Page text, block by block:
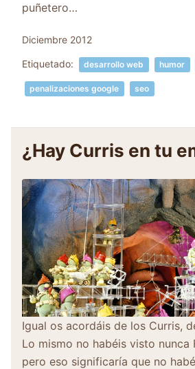
puñetero…
Diciembre 2012
Etiquetado: desarrollo web humor
penalizaciones google seo
¿Hay Curris en tu
Igual os acordáis de los Curris,
Lo mismo no habéis visto nunca
pero eso significaría que no